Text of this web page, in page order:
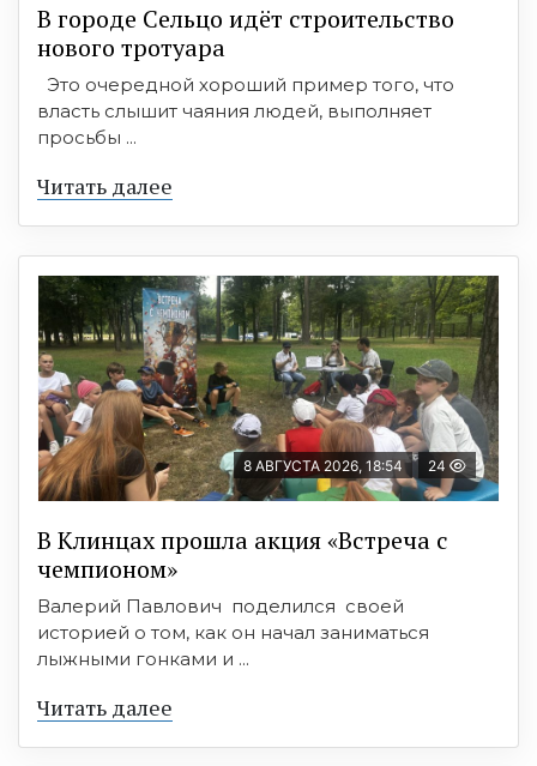
В городе Сельцо идёт строительство
нового тротуара
Это очередной хороший пример того, что
власть слышит чаяния людей, выполняет
просьбы ...
Читать далее
8 АВГУСТА 2026, 18:54 24
В Клинцах прошла акция «Встреча с
чемпионом»
Валерий Павлович поделился своей
историей о том, как он начал заниматься
лыжными гонками и ...
Читать далее